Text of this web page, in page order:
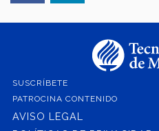
SUSCRÍBETE
PATROCINA CONTENIDO
AVISO LEGAL